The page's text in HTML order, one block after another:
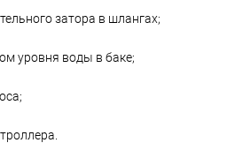
затора в шлангах;
уровня воды в баке;